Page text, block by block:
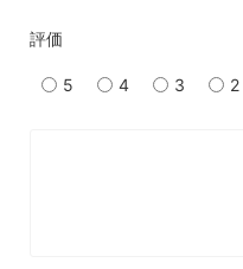
評価
5 4 3 2